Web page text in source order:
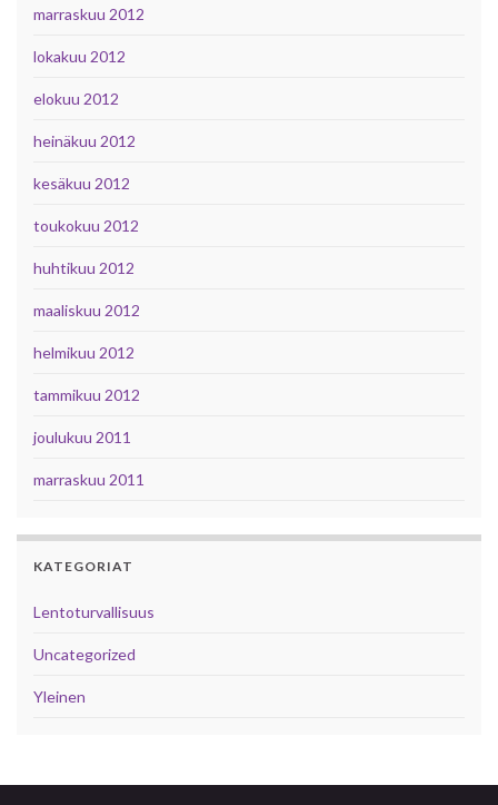
marraskuu 2012
lokakuu 2012
elokuu 2012
heinäkuu 2012
kesäkuu 2012
toukokuu 2012
huhtikuu 2012
maaliskuu 2012
helmikuu 2012
tammikuu 2012
joulukuu 2011
marraskuu 2011
KATEGORIAT
Lentoturvallisuus
Uncategorized
Yleinen